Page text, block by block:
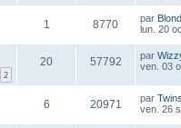
1 8770 par
lun. 20
2
20 57792 par
ven. 03
6 20971 par
ven. 26